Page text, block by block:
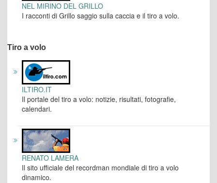
NEL MIRINO DEL GRILLO
I racconti di Grillo saggio sulla caccia e il tiro a volo.
Tiro a volo
ILTIRO.IT
Il portale del tiro a volo: notizie, risultati, fotografie,
calendari.
RENATO LAMERA
Il sito ufficiale del recordman mondiale di tiro a volo
dinamico.